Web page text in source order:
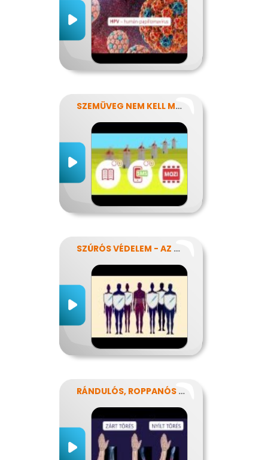
SZEMÜVEG NEM KELL MÉG?
SZÚRÓS VÉDELEM - AZ OLTÁSOKRÓL
RÁNDULÓS, ROPPANÓS BALESETEK